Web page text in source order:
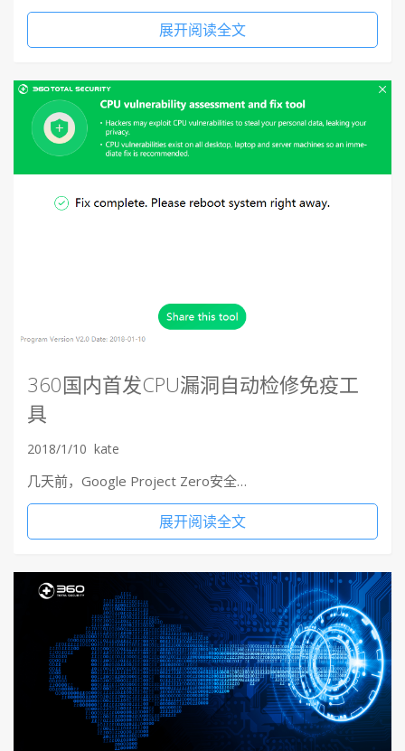
展开阅读全文
360国内首发CPU漏洞自动检修免疫工
具
2018/1/10 kate
几天前，Google Project Zero安全…
展开阅读全文